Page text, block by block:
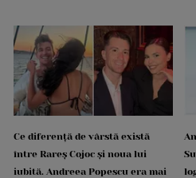
Ce diferență de vârstă există
între Rareș Cojoc și noua lui
iubită. Andreea Popescu era mai